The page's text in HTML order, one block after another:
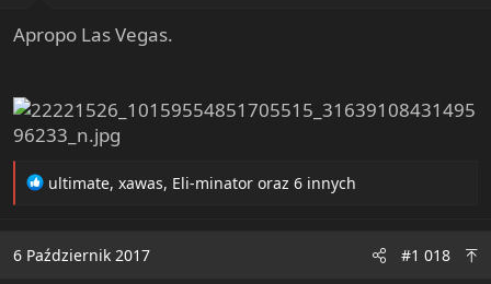
Apropo Las Vegas.
R
c
t
ultimate, xawas, Eli-minator oraz 6 innych
6 Październik 2017 #1 018